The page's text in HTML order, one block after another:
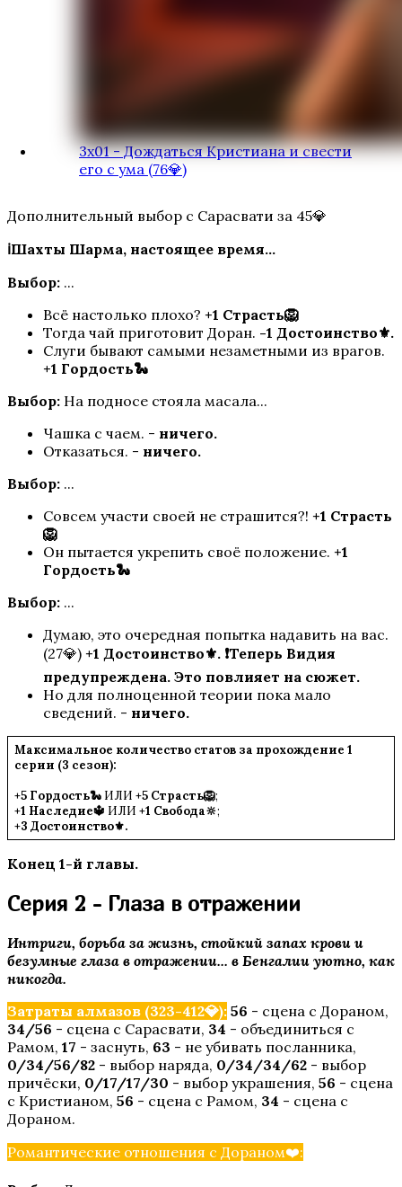
3х01 - Дождаться Кристиана и свести
его с ума (76💎)
Дополнительный выбор с Сарасвати за 45💎
ℹ️Шахты Шарма, настоящее время...
Выбор: ...
Всё настолько плохо? +1 Страсть🦁
Тогда чай приготовит Доран. -1 Достоинство⚜️.
Слуги бывают самыми незаметными из врагов.
+1 Гордость🐍
Выбор: На подносе стояла масала...
Чашка с чаем. - ничего.
Отказаться. - ничего.
Выбор: ...
Совсем участи своей не страшится?! +1 Страсть
🦁
Он пытается укрепить своё положение. +1
Гордость🐍
Выбор: ...
Думаю, это очередная попытка надавить на вас.
(27💎) +1 Достоинство⚜️. ❗Теперь Видия
предупреждена. Это повлияет на сюжет.
Но для полноценной теории пока мало
сведений. - ничего.
Максимальное количество статов за прохождение 1
серии (3 сезон):
+5 Гордость🐍ИЛИ +5 Страсть🦁;
+1 Наследие🔱 ИЛИ +1 Свобода🔆;
+3 Достоинство⚜️.
Конец 1-й главы.
Серия 2 - Глаза в отражении
Интриги, борьба за жизнь, стойкий запах крови и
безумные глаза в отражении... в Бенгалии уютно, как
никогда.
Затраты алмазов (323-412💎): 56 - сцена с Дораном,
34/56 - сцена с Сарасвати, 34 - объединиться с
Рамом, 17 - заснуть, 63 - не убивать посланника,
0/34/56/82 - выбор наряда, 0/34/34/62 - выбор
причёски, 0/17/17/30 - выбор украшения, 56 - сцена
с Кристианом, 56 - сцена с Рамом, 34 - сцена с
Дораном.
Романтические отношения с Дораном❤️: